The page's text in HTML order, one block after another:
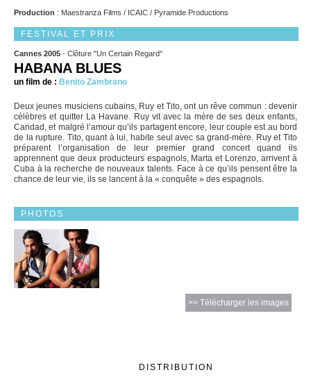
Production : Maestranza Films / ICAIC / Pyramide Productions
FESTIVAL ET PRIX
Cannes 2005 - Clôture "Un Certain Regard"
HABANA BLUES
un film de : Benito Zambrano
Deux jeunes musiciens cubains, Ruy et Tito, ont un rêve commun : devenir
célèbres et quitter La Havane. Ruy vit avec la mère de ses deux enfants,
Caridad, et malgré l’amour qu’ils partagent encore, leur couple est au bord
de la rupture. Tito, quant à lui, habite seul avec sa grand-mère. Ruy et Tito
préparent l’organisation de leur premier grand concert quand ils
apprennent que deux producteurs espagnols, Marta et Lorenzo, arrivent à
Cuba à la recherche de nouveaux talents. Face à ce qu’ils pensent être la
chance de leur vie, ils se lancent à la « conquête » des espagnols.
PHOTOS
>> Télécharger les images
DISTRIBUTION